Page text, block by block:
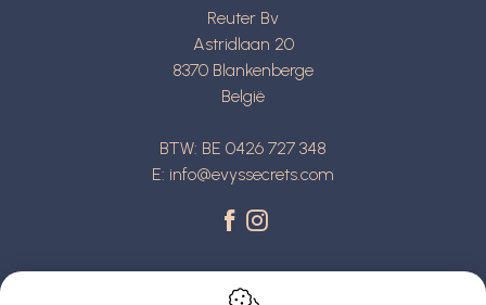
Reuter Bv
Astridlaan 20
8370 Blankenberge
België
BTW: BE 0426 727 348
E: info@evyssecrets.com